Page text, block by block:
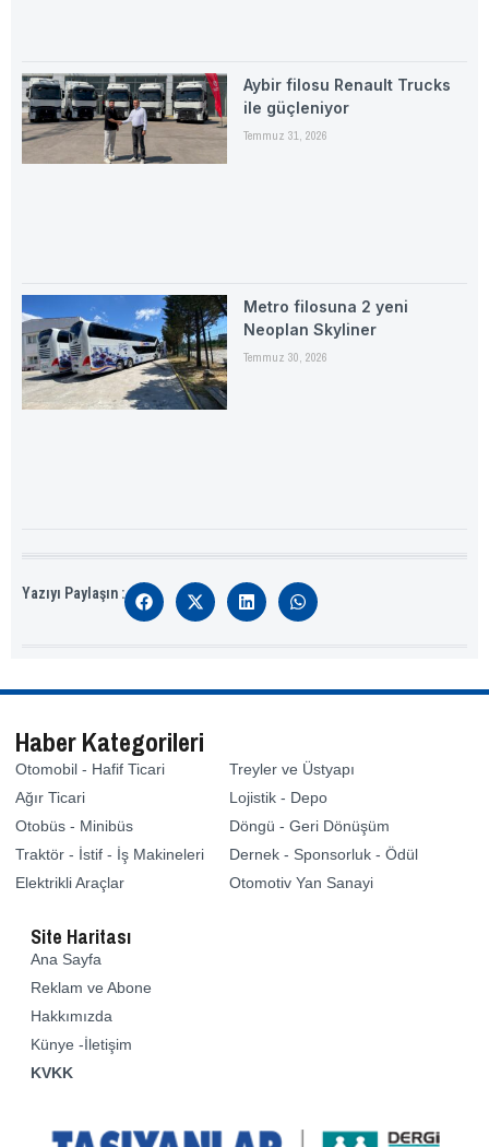
Aybir filosu Renault Trucks
ile güçleniyor
Temmuz 31, 2026
Metro filosuna 2 yeni
Neoplan Skyliner
Temmuz 30, 2026
Yazıyı Paylaşın :
Haber Kategorileri
Otomobil - Hafif Ticari
Ağır Ticari
Otobüs - Minibüs
Traktör - İstif - İş Makineleri
Elektrikli Araçlar
Treyler ve Üstyapı
Lojistik - Depo
Döngü - Geri Dönüşüm
Dernek - Sponsorluk - Ödül
Otomotiv Yan Sanayi
Site Haritası
Ana Sayfa
Reklam ve Abone
Hakkımızda
Künye -İletişim
KVKK